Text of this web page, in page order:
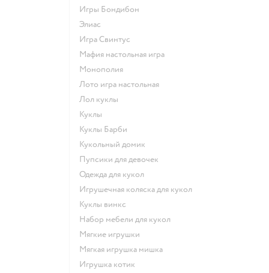
Игры Бондибон
Элиас
Игра Свинтус
Мафия настольная игра
Монополия
Лото игра настольная
Лол куклы
Куклы
Куклы Барби
Кукольный домик
Пупсики для девочек
Одежда для кукол
Игрушечная коляска для кукол
Куклы винкс
Набор мебели для кукол
Мягкие игрушки
Мягкая игрушка мишка
Игрушка котик